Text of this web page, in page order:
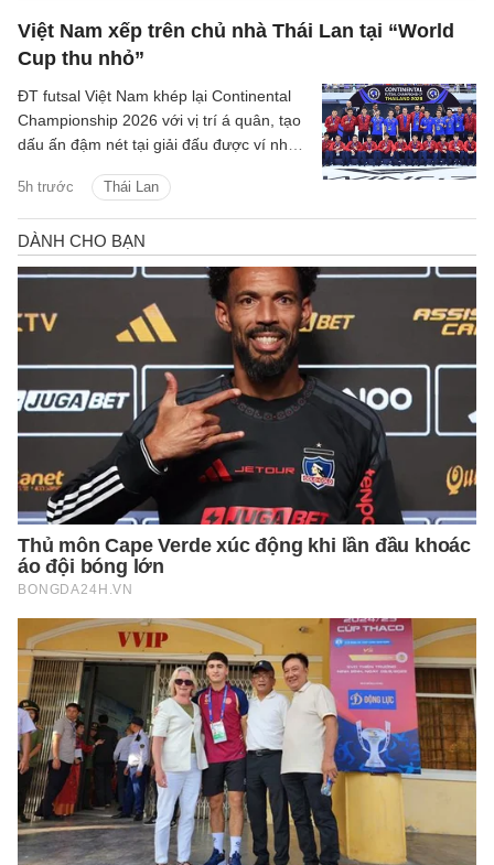
Việt Nam xếp trên chủ nhà Thái Lan tại “World
Cup thu nhỏ”
5h trước Thái Lan
ĐT futsal Việt Nam khép lại Continental
Championship 2026 với vị trí á quân, tạo
dấu ấn đậm nét tại giải đấu được ví như